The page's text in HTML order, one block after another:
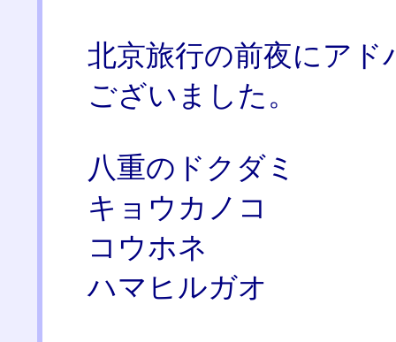
北京旅行の前夜にア
ございました。
八重のドクダミ
キョウカノコ
コウホネ
ハマヒルガオ